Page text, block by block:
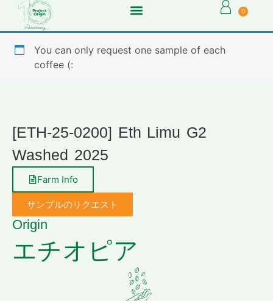
0
You can only request one sample of each
coffee (:
[ETH-25-0200] Eth Limu G2
Washed 2025
Farm Info
サンプルのリクエスト
Origin
エチオピア